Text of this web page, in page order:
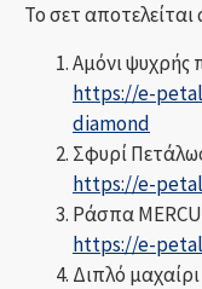
Το σετ αποτελείται
Αμόνι ψυχρής
https://e-
diamond
Σφυρί
https://e-
Ράσπα
https://e-
Διπλό